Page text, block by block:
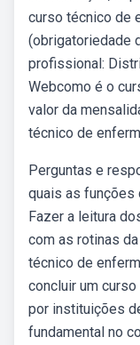
curso técnico de
(obrigatoriedade
profissional:
Webcomo é o
valor da
técnico de
Perguntas e
quais as funções
Fazer a leitura
com as rotinas
técnico de
concluir um
por instituições
fundamental no